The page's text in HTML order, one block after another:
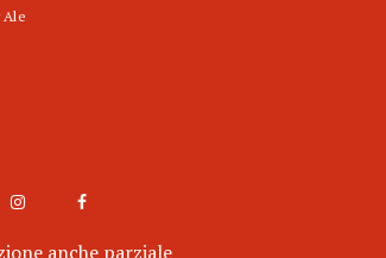
Ale
anche parziale